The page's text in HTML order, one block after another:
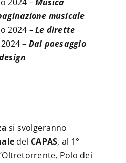
musicale
2024 –Le dirette
– Dal paesaggio
si svolgeranno
del CAPAS, al 1°
Polo dei